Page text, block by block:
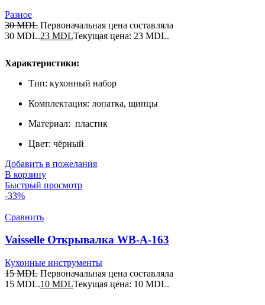
Разное
30MDL Первоначальная цена составляла
30 MDL.23 MDLТекущая цена: 23 MDL.
Характеристики:
Тип: кухонный набор
Комплектация: лопатка, щипцы
Материал: пластик
Цвет: чёрный
Добавить в пожелания
В корзину
Быстрый просмотр
-33%
Сравнить
Vaisselle Открывалка WB-A-163
Кухонные инструменты
15MDL Первоначальная цена составляла
15 MDL.10 MDLТекущая цена: 10 MDL.